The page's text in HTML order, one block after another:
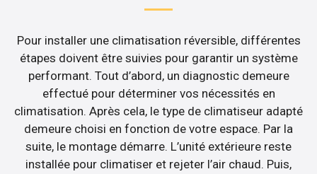
Pour installer une climatisation réversible, différentes
étapes doivent être suivies pour garantir un système
performant. Tout d’abord, un diagnostic demeure
effectué pour déterminer vos nécessités en
climatisation. Après cela, le type de climatiseur adapté
demeure choisi en fonction de votre espace. Par la
suite, le montage démarre. L’unité extérieure reste
installée pour climatiser et rejeter l’air chaud. Puis,